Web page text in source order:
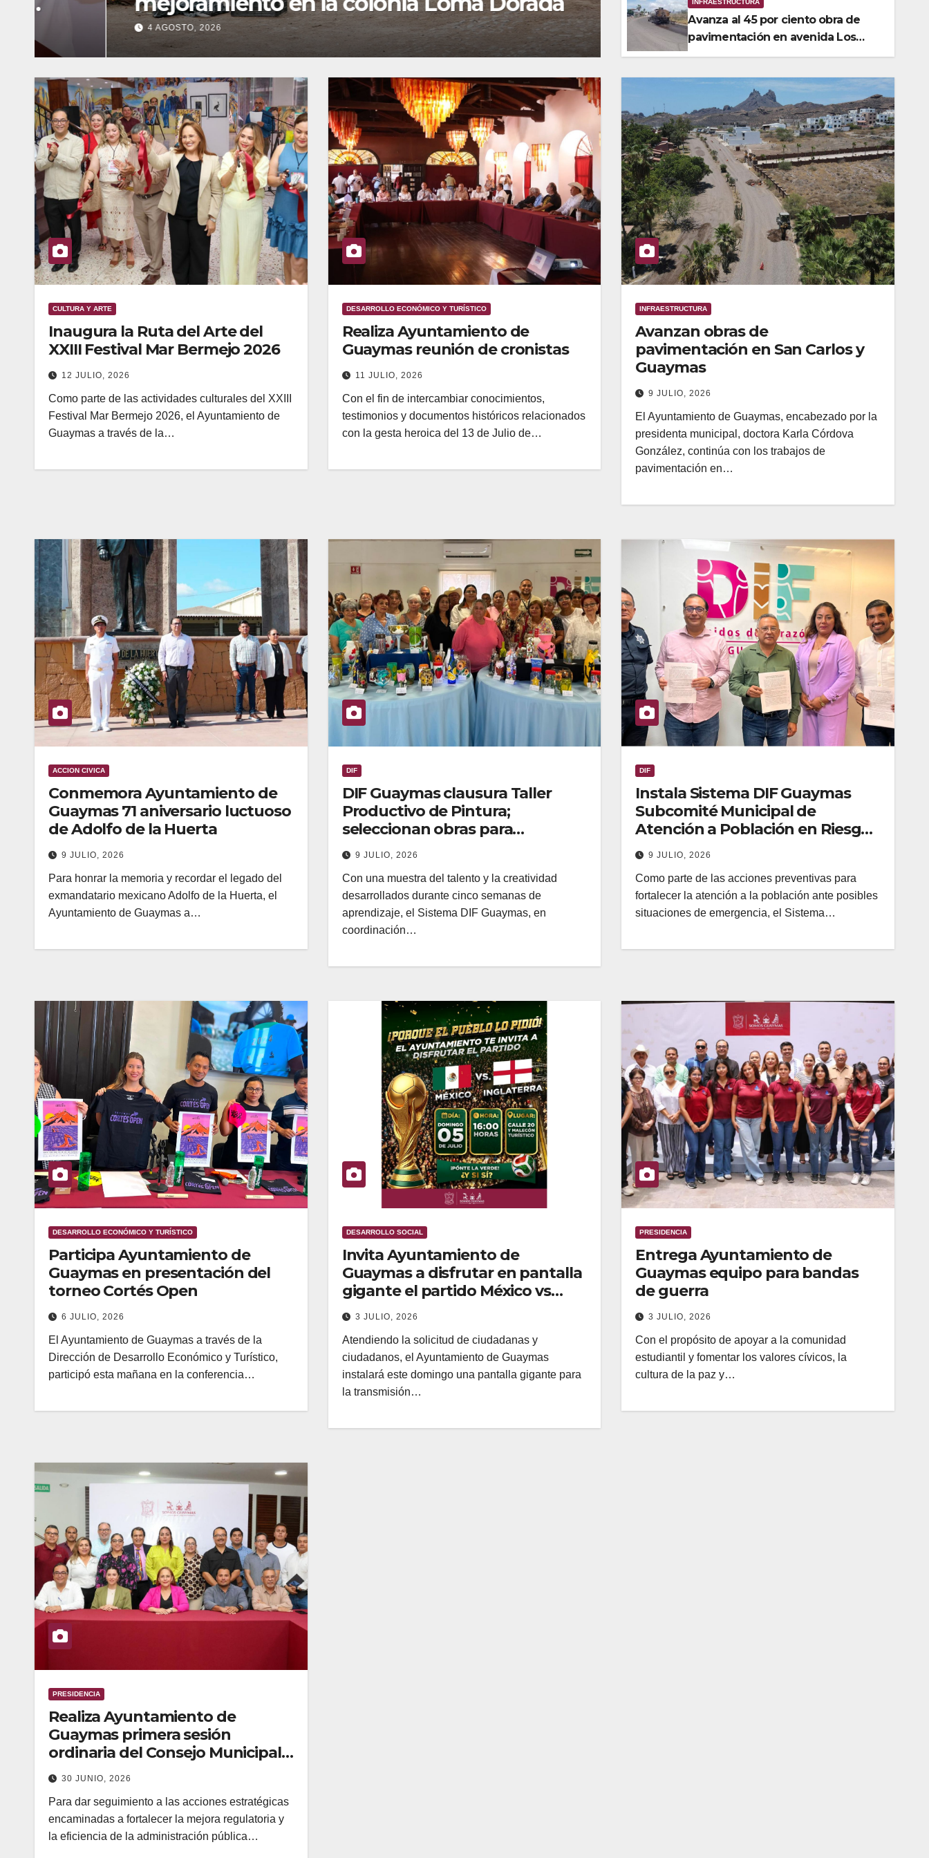
4 AGOSTO, 2026 21 JULIO, 2026
INFRAESTRUCTURA
Avanza al 45 por ciento obra de
pavimentación en avenida Los
Yaquis de San Carlos
CULTURA Y ARTE
Inaugura la Ruta del Arte del
XXIII Festival Mar Bermejo 2026
12 JULIO, 2026
Como parte de las actividades culturales del XXIII
Festival Mar Bermejo 2026, el Ayuntamiento de
Guaymas a través de la…
DESARROLLO ECONÓMICO Y TURÍSTICO
Realiza Ayuntamiento de
Guaymas reunión de cronistas
11 JULIO, 2026
Con el fin de intercambiar conocimientos,
testimonios y documentos históricos relacionados
con la gesta heroica del 13 de Julio de…
INFRAESTRUCTURA
Avanzan obras de
pavimentación en San Carlos y
Guaymas
9 JULIO, 2026
El Ayuntamiento de Guaymas, encabezado por la
presidenta municipal, doctora Karla Córdova
González, continúa con los trabajos de
pavimentación en…
ACCION CIVICA
Conmemora Ayuntamiento de
Guaymas 71 aniversario luctuoso
de Adolfo de la Huerta
9 JULIO, 2026
Para honrar la memoria y recordar el legado del
exmandatario mexicano Adolfo de la Huerta, el
Ayuntamiento de Guaymas a…
DIF
DIF Guaymas clausura Taller
Productivo de Pintura;
seleccionan obras para
exposición en Monterrey
9 JULIO, 2026
Con una muestra del talento y la creatividad
desarrollados durante cinco semanas de
aprendizaje, el Sistema DIF Guaymas, en
coordinación…
DIF
Instala Sistema DIF Guaymas
Subcomité Municipal de
Atención a Población en Riesgo
o Condición de Emergencia
9 JULIO, 2026
Como parte de las acciones preventivas para
fortalecer la atención a la población ante posibles
situaciones de emergencia, el Sistema…
DESARROLLO ECONÓMICO Y TURÍSTICO
Participa Ayuntamiento de
Guaymas en presentación del
torneo Cortés Open
6 JULIO, 2026
El Ayuntamiento de Guaymas a través de la
Dirección de Desarrollo Económico y Turístico,
participó esta mañana en la conferencia…
DESARROLLO SOCIAL
Invita Ayuntamiento de
Guaymas a disfrutar en pantalla
gigante el partido México vs
Inglaterra
3 JULIO, 2026
Atendiendo la solicitud de ciudadanas y
ciudadanos, el Ayuntamiento de Guaymas
instalará este domingo una pantalla gigante para
la transmisión…
PRESIDENCIA
Entrega Ayuntamiento de
Guaymas equipo para bandas
de guerra
3 JULIO, 2026
Con el propósito de apoyar a la comunidad
estudiantil y fomentar los valores cívicos, la
cultura de la paz y…
PRESIDENCIA
Realiza Ayuntamiento de
Guaymas primera sesión
ordinaria del Consejo Municipal
de Mejora Regulatoria
30 JUNIO, 2026
Para dar seguimiento a las acciones estratégicas
encaminadas a fortalecer la mejora regulatoria y
la eficiencia de la administración pública…